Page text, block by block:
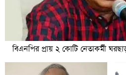
বিএনপির প্রায় ২ কোটি নেতাকর্মী